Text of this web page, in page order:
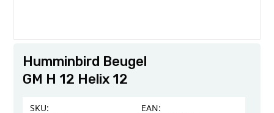
Humminbird Beugel
GM H 12 Helix 12
SKU:
EAN: